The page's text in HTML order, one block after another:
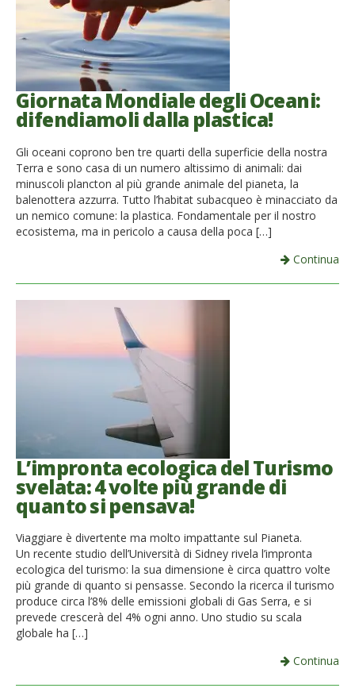
Giornata Mondiale degli Oceani:
difendiamoli dalla plastica!
Gli oceani coprono ben tre quarti della superficie della nostra
Terra e sono casa di un numero altissimo di animali: dai
minuscoli plancton al più grande animale del pianeta, la
balenottera azzurra. Tutto l’habitat subacqueo è minacciato da
un nemico comune: la plastica. Fondamentale per il nostro
ecosistema, ma in pericolo a causa della poca […]
Continua
L’impronta ecologica del Turismo
svelata: 4 volte più grande di
quanto si pensava!
Viaggiare è divertente ma molto impattante sul Pianeta.
Un recente studio dell’Università di Sidney rivela l’impronta
ecologica del turismo: la sua dimensione è circa quattro volte
più grande di quanto si pensasse. Secondo la ricerca il turismo
produce circa l’8% delle emissioni globali di Gas Serra, e si
prevede crescerà del 4% ogni anno. Uno studio su scala
globale ha […]
Continua